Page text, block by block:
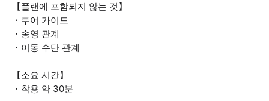
【플랜에 포함되지 않는 것】
・투어 가이드
・송영 관계
・이동 수단 관계
【소요 시간】
・착용 약 30분